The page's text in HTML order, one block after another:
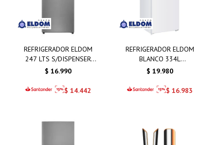
REFRIGERADOR ELDOM
247 LTS S/DISPENSER
F.SECO INVERTER INOX
$ 16.990
$ 14.442
REFRIGERADOR ELDOM
BLANCO 334L
S/DISPENSER NF340HS-D
$ 19.980
$ 16.983